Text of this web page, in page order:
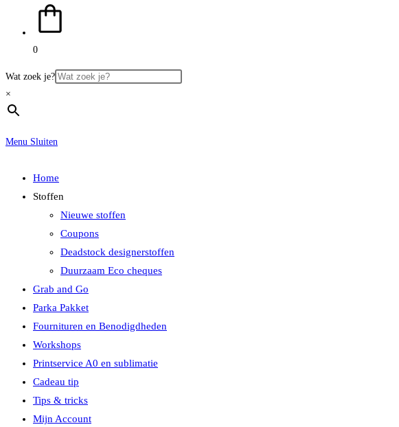
site
zoeken
0
Wat zoek je?
×
Menu Sluiten
Home
Stoffen
Nieuwe stoffen
Coupons
Deadstock designerstoffen
Duurzaam Eco cheques
Grab and Go
Parka Pakket
Fournituren en Benodigdheden
Workshops
Printservice A0 en sublimatie
Cadeau tip
Tips & tricks
Mijn Account